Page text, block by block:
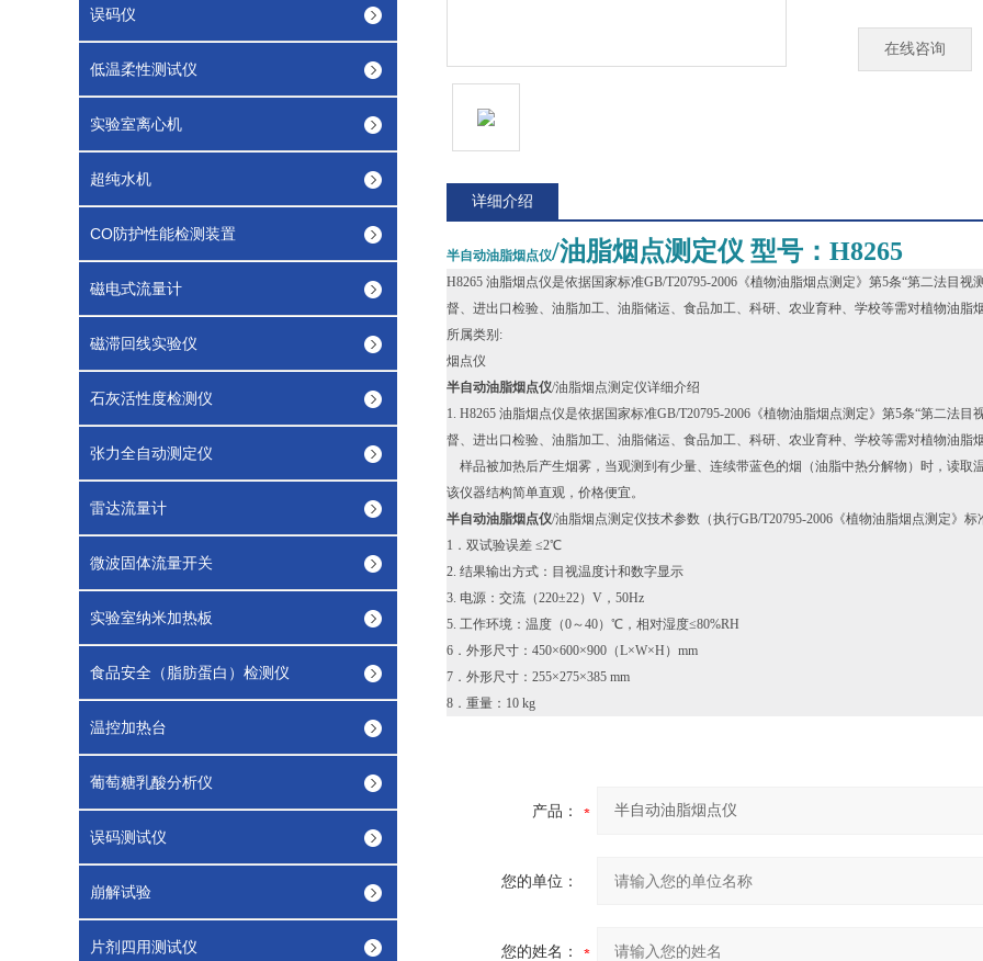
误码仪
低温柔性测试仪
实验室离心机
超纯水机
CO防护性能检测装置
磁电式流量计
磁滞回线实验仪
石灰活性度检测仪
张力全自动测定仪
雷达流量计
微波固体流量开关
实验室纳米加热板
食品安全（脂肪蛋白）检测仪
温控加热台
葡萄糖乳酸分析仪
误码测试仪
崩解试验
片剂四用测试仪
7．外形尺寸：
在线咨询
详细介绍
半自动油脂烟点仪/油脂烟点测定仪 型号：H8265
H8265 油脂烟点仪是依据国家标准GB/T20795-2006《植物油脂烟点测定》第5条“第二法目
督、进出口检验、油脂加工、油脂储运、食品加工、科研、农业育种、学校等需对植物油脂
所属类别:
烟点仪
半自动油脂烟点仪/油脂烟点测定仪详细介绍
1. H8265 油脂烟点仪是依据国家标准GB/T20795-2006《植物油脂烟点测定》第5条“第二法
督、进出口检验、油脂加工、油脂储运、食品加工、科研、农业育种、学校等需对植物油脂
样品被加热后产生烟雾，当观测到有少量、连续带蓝色的烟（油脂中热分解物）时，读取
该仪器结构简单直观，价格便宜。
半自动油脂烟点仪/油脂烟点测定仪技术参数（执行GB/T20795-2006《植物油脂烟点测定》标
1．双试验误差 ≤2℃
2. 结果输出方式：目视温度计和数字显示
3. 电源：交流（220±22）V，50Hz
5. 工作环境：温度（0～40）℃，相对湿度≤80%RH
6．外形尺寸：450×600×900（L×W×H）mm
7．外形尺寸：255×275×385 mm
8．重量：10 kg
产品：
您的单位：
您的姓名：